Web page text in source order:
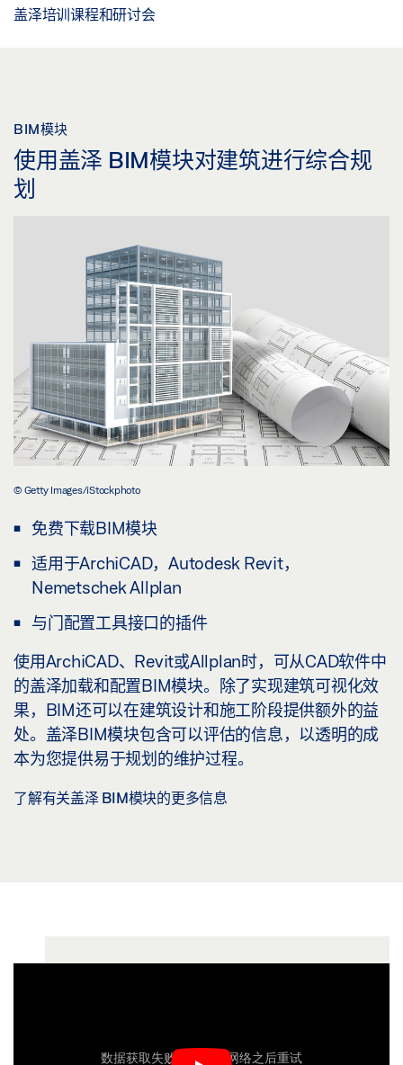
盖泽培训课程和研讨会
BIM模块
使用盖泽 BIM模块对建筑进行综合规
划
© Getty Images/iStockphoto
免费下载BIM模块
适用于ArchiCAD，Autodesk Revit，
Nemetschek Allplan
与门配置工具接口的插件
使用ArchiCAD、Revit或Allplan时，可从CAD软件中
的盖泽加载和配置BIM模块。除了实现建筑可视化效
果，BIM还可以在建筑设计和施工阶段提供额外的益
处。盖泽BIM模块包含可以评估的信息，以透明的成
本为您提供易于规划的维护过程。
了解有关盖泽 BIM模块的更多信息